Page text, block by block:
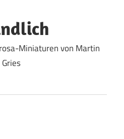
Miniaturen von Martin
Gries